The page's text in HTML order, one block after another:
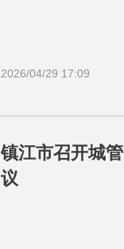
2026/04/29 17:09
镇江市召开城
议